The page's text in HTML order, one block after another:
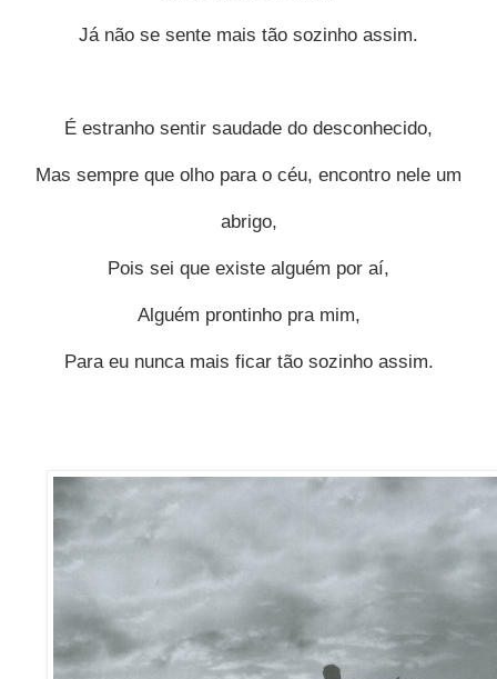
Já não se sente mais tão sozinho assim.
É estranho sentir saudade do desconhecido,
Mas sempre que olho para o céu, encontro nele um
abrigo,
Pois sei que existe alguém por aí,
Alguém prontinho pra mim,
Para eu nunca mais ficar tão sozinho assim.